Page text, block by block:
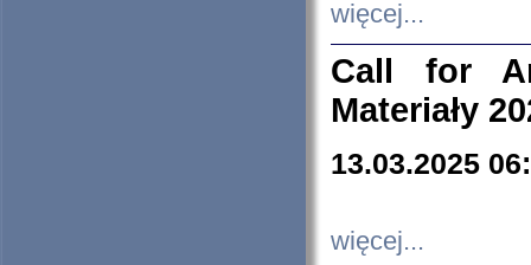
więcej...
Call for
Materiały
13.03.2025
więcej...